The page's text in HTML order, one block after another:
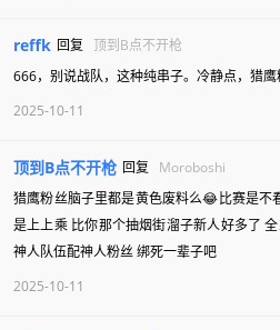
reffk 回复 顶到B点不开枪
666，别说战队，这种纯串子。冷静点，猎
2025-10-11
顶到B点不开枪 回复
Moroboshi
猎鹰粉丝脑子里都是黄色废料么😂比赛是
是上上乘 比你那个抽烟街溜子新人好多了
神人队伍配神人粉丝 绑死一辈子吧
2025-10-11